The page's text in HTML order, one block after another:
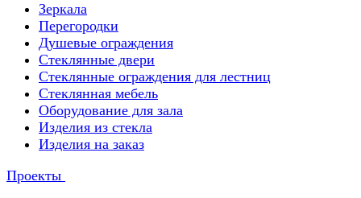
Зеркала
Перегородки
Душевые ограждения
Стеклянные двери
Стеклянные ограждения для лестниц
Стеклянная мебель
Оборудование для зала
Изделия из стекла
Изделия на заказ
Проекты